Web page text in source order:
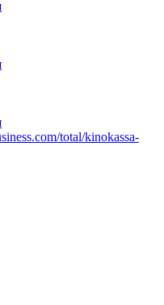
total/kinokassa-